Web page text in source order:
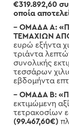
€319.892,60
οποία
– ΟΜΑΔΑ Α:
ΤΕΜΑΧΙΩΝ
ευρώ εξήντα
τριάντα
συνολικής
τεσσάρων
εβδομήντα
–ΟΜΑΔΑ Β:
εκτιμώμενη
τετρακοσίων
(99.467,60€)